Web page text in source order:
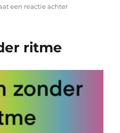
een reactie achterop
ritme